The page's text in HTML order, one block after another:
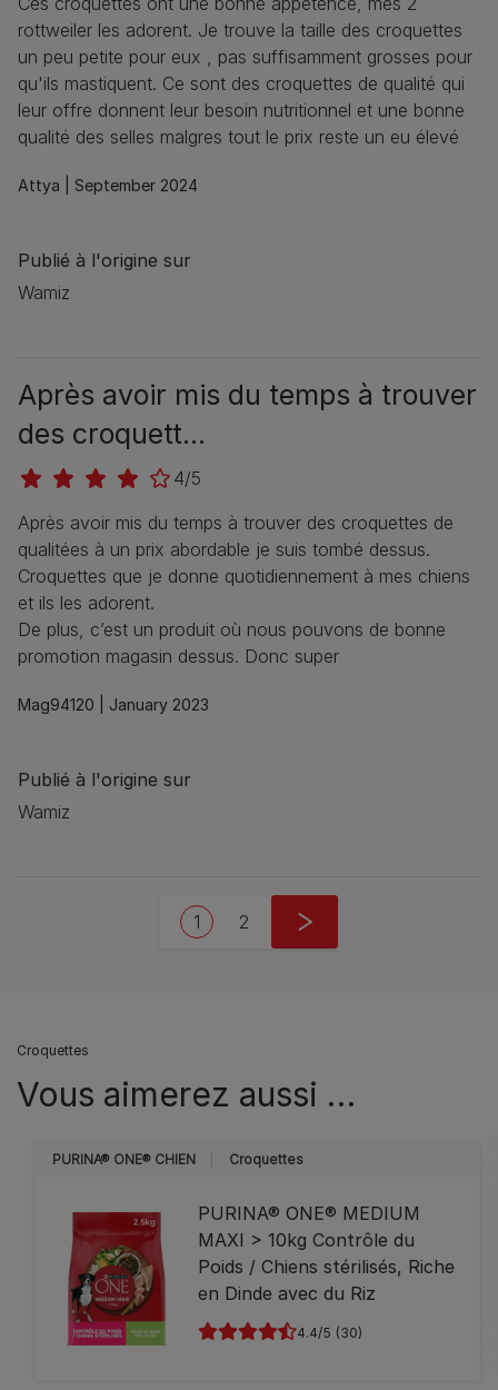
rottweiler les adorent. Je trouve la taille des croquettes
un peu petite pour eux , pas suffisamment grosses pour
qu'ils mastiquent. Ce sont des croquettes de qualité qui
leur offre donnent leur besoin nutritionnel et une bonne
qualité des selles malgres tout le prix reste un eu élevé
Attya | September 2024
Publié à l'origine sur
Wamiz
Après avoir mis du temps à trouver
des croquett...
4/5
Après avoir mis du temps à trouver des croquettes de
qualitées à un prix abordable je suis tombé dessus.
Croquettes que je donne quotidiennement à mes chiens
et ils les adorent.
De plus, c’est un produit où nous pouvons de bonne
promotion magasin dessus. Donc super
Mag94120 | January 2023
Publié à l'origine sur
Wamiz
Pagination
Current page
1 Page
2 Next page
››
Croquettes
Vous aimerez aussi …
PURINA® ONE® CHIEN Croquettes
PURINA® ONE® MEDIUM
MAXI > 10kg Contrôle du
Poids / Chiens stérilisés, Riche
en Dinde avec du Riz
4.4 (30)